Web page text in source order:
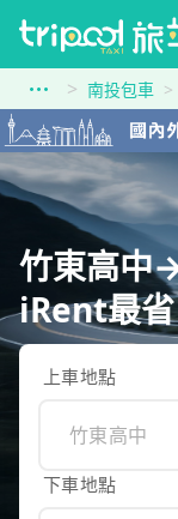
南投包車
竹東高中
iRent最省
上車地點
下車地點